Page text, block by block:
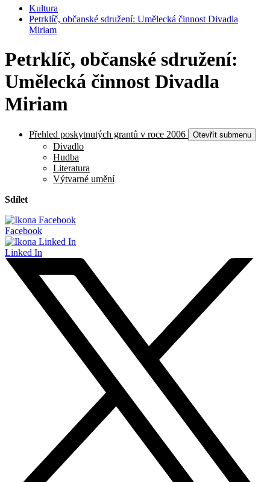
Kultura
Petrklíč, občanské sdružení: Umělecká činnost Divadla
Miriam
Petrklíč, občanské sdružení:
Umělecká činnost Divadla
Miriam
Přehled poskytnutých grantů v roce 2006 Otevřít submenu
Divadlo
Hudba
Literatura
Výtvarné umění
Sdílet
Facebook
Linked In